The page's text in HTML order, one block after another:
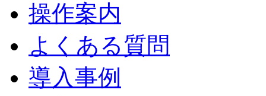
操作案内
よくある質問
導入事例